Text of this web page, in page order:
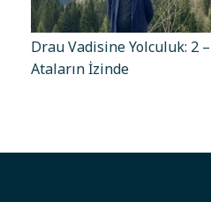
Drau Vadisine Yolculuk: 2 –
Ataların İzinde